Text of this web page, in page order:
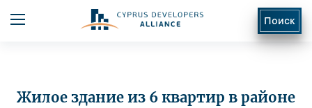
Поиск
Жилое здание из 6 квартир в районе